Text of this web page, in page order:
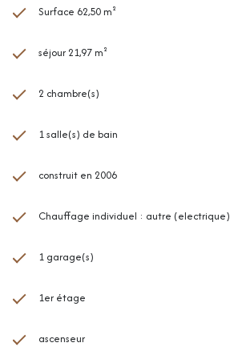
Surface 62,50 m²
séjour 21,97 m²
2 chambre(s)
1 salle(s) de bain
construit en 2006
Chauffage individuel : autre (electrique)
1 garage(s)
1er étage
ascenseur